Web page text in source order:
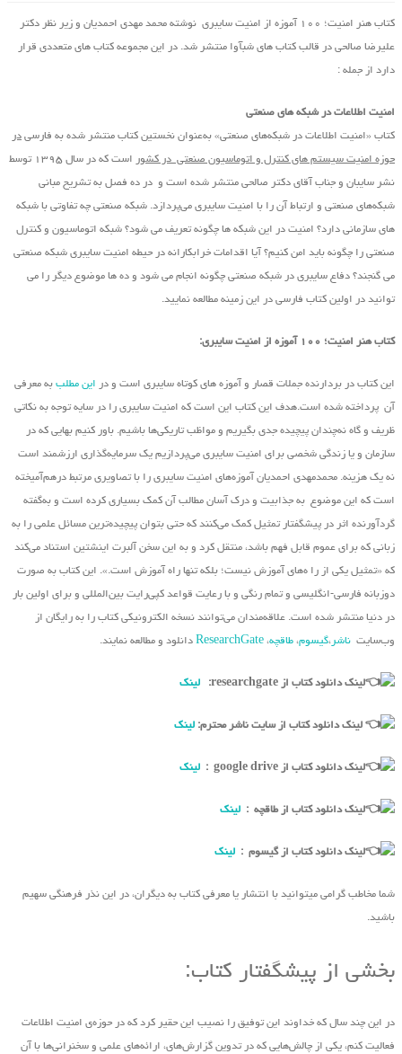
کتاب هنر امنیت؛ ۱۰۰ آموزه از امنیت سایبری نوشته محمد مهدی احمدیان و زیر نظر دکتر
علیرضا صالحی در قالب کتاب های شبآوا منتشر شد. در این مجموعه کتاب های متعددی قرار
دارد از جمله :
امنیت اطلاعات در شبکه های صنعتی
کتاب «امنیت اطلاعات در شبکه‌های صنعتی» به‌عنوان نخستین کتاب منتشر شده به فارسی در
حوزه امنیت سیستم های کنترل و اتوماسیون صنعتی در کشور
است که در سال ۱۳۹۵ توسط
نشر سایبان و جناب آقای دکتر صالحی منتشر شده است و در ده فصل به تشریح مبانی
شبکه‌های صنعتی و ارتباط آن را با امنیت سایبری می‌پردازد. شبکه صنعتی چه تفاوتی با شبکه
های سازمانی دارد؟ امنیت در این شبکه ها چگونه تعریف می شود؟ شبکه اتوماسیون و کنترل
صنعتی را چگونه باید امن کنیم؟ آیا اقدامات خرابکارانه در حیطه امنیت سایبری شبکه صنعتی
می گنجند؟ دفاع سایبری در شبکه صنعتی چگونه انجام می شود و ده ها موضوع دیگر را می
توانید در اولین کتاب فارسی در این زمینه مطالعه نمایید.
کتاب هنر امنیت؛ ۱۰۰ آموزه از امنیت سایبری:
این کتاب در بردارنده جملات قصار و آموزه های کوتاه سایبری است و در این مطلب به معرفی
آن پرداخته شده است.هدف این کتاب این است که امنیت سایبری را در سایه توجه به نکاتی
ظریف و گاه نه‌چندان پیچیده جدی بگیریم و مواظب تاریکی‌ها باشیم. باور کنیم بهایی که در
سازمان و یا زندگی شخصی برای امنیت سایبری می‌پردازیم یک سرمایه‌گذاری ارزشمند است
نه یک هزینه. محمدمهدی احمدیان آموزه‌های امنیت سایبری را با تصاویری مرتبط درهم‌آمیخته
است که این موضوع به جذابیت و درک آسان مطالب آن کمک بسیاری کرده است و به‌گفته
گردآورنده اثر در پیشگفتار تمثیل کمک می‌کنند که حتی بتوان پیچیده‌ترین مسائل علمی را به
زبانی که برای عموم قابل فهم باشد، منتقل کرد و به این سخن آلبرت اینشتین استناد می‌کند
که «تمثیل یکی از را ه‌های آموزش نیست؛ بلکه تنها راه آموزش است.». این کتاب به صورت
دوزبانه فارسی-انگلیسی و تمام رنگی و با رعایت قواعد کپی‌رایت بین‌المللی و برای اولین بار
در دنیا منتشر شده است. علاقه‌مندان می‌توانند نسخه الکترونیکی کتاب را به رایگان از
وب‌سایت ناشر،گیسوم، طاقچه، ResearchGate دانلود و مطالعه نمایند.
لینک دانلود کتاب از researchgate: لینک
لینک دانلود کتاب از سایت ناشر محترم: لینک
لینک دانلود کتاب از google drive : لینک
لینک دانلود کتاب از طاقچه : لینک
لینک دانلود کتاب از گیسوم : لینک
شما مخاطب گرامی میتوانید با انتشار یا معرفی کتاب به دیگران، در این نذر فرهنگی سهیم
باشید.
بخشی از پیشگفتار کتاب:
در این چند سال که خداوند این توفیق را نصیب این حقیر کرد که در حوزه‌ی امنیت اطلاعات
فعالیت کنم، یکی از چالش‌هایی که در تدوین گزارش‌های، ارائه‌های علمی و سخنرانی‌ها با آن